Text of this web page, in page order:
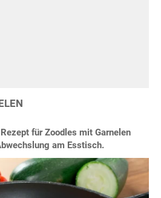
für Zoodles mit Garnelen
am Esstisch.